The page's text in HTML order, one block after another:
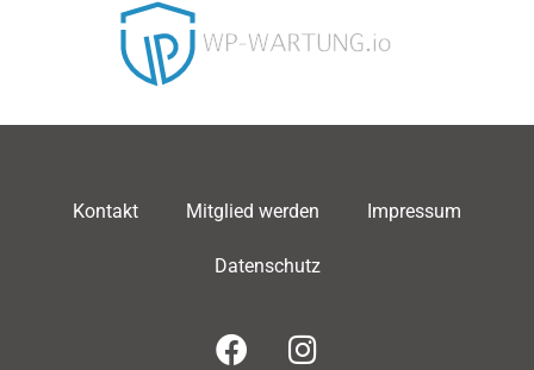
Kontakt Mitglied werden Impressum
Datenschutz